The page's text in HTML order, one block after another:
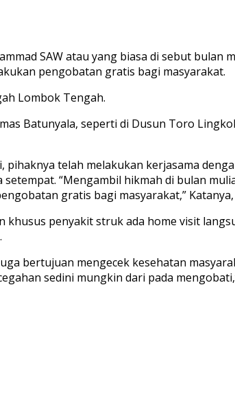
SAW atau yang biasa di sebut bulan
pengobatan gratis bagi masyarakat.
Lombok Tengah.
Batunyala, seperti di Dusun Toro
telah melakukan kerjasama
“Mengambil hikmah di bulan
gratis bagi masyarakat,” Katanya,
penyakit struk ada home visit
bertujuan mengecek kesehatan
sedini mungkin dari pada